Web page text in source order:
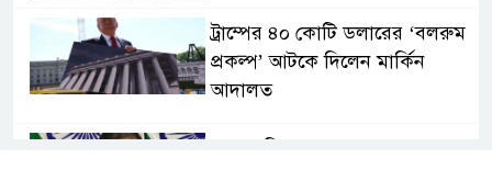
ট্রাম্পের ৪০ কোটি ডলারের ‘বলরুম
প্রকল্প’ আটকে দিলেন মার্কিন
আদালত
শেখ হাসিনার বক্তব্যে ভারতের